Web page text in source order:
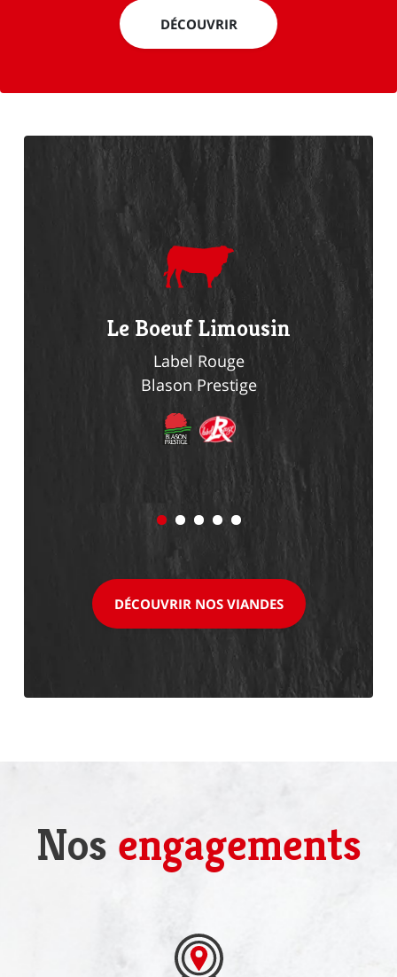
DÉCOUVRIR
Le Boeuf Limousin
Label Rouge
Blason Prestige
DÉCOUVRIR NOS VIANDES
Nos engagements